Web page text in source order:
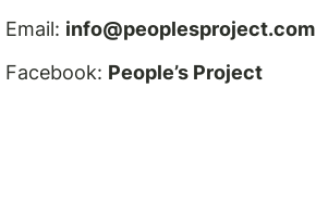
Email: info@peoplesproject.com
Facebook: People’s Project